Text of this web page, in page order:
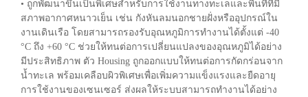
• ถูกพัฒนาขึ้นเป็นพิเศษสำหรับการใช้งานทางทะเลและพื้นที่ที่มี
สภาพอากาศหนาวเย็น เช่น กังหันลมนอกชายฝั่งหรืออุปกรณ์ใน
งานเดินเรือ โดยสามารถรองรับอุณหภูมิการทำงานได้ตั้งแต่ -40
°C ถึง +60 °C ช่วยให้ทนต่อการเปลี่ยนแปลงของอุณหภูมิได้อย่าง
มีประสิทธิภาพ ตัว Housing ถูกออกแบบให้ทนต่อการกัดกร่อนจาก
น้ำทะเล พร้อมเคลือบผิวพิเศษเพื่อเพิ่มความแข็งแรงและยืดอายุ
การใช้งานของเซนเซอร์ ส่งผลให้ระบบสามารถทำงานได้อย่าง